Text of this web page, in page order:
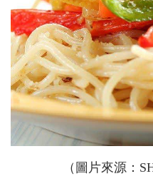
（圖片來源：